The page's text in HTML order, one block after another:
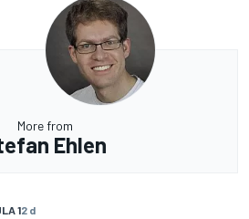
More from
Ehlen
12 d